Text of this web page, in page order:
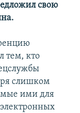
свою
тем, кто
слишком
ими для